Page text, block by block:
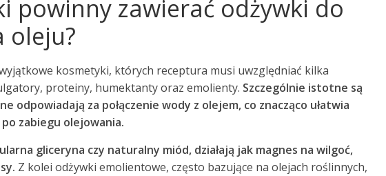
powinny zawierać odżywki do
oleju?
kosmetyki, których receptura musi uwzględniać kilka
proteiny, humektanty oraz emolienty. Szczególnie istotne są
odpowiadają za połączenie wody z olejem, co znacząco ułatwia
po zabiegu olejowania.
gliceryna czy naturalny miód, działają jak magnes na wilgoć,
Z kolei odżywki emolientowe, często bazujące na olejach roślinnych,